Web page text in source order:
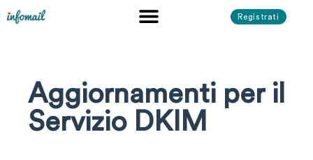
Registrati
Aggiornamenti per il
Servizio DKIM